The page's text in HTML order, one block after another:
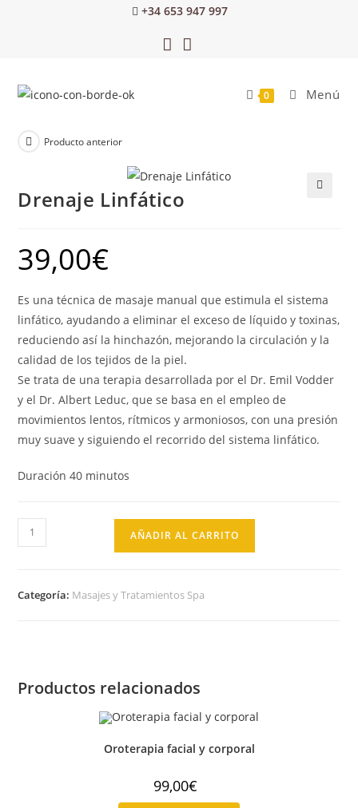
+34 653 947 997
0 Menú
Producto anterior
Drenaje Linfático
39,00€
Es una técnica de masaje manual que estimula el sistema
linfático, ayudando a eliminar el exceso de líquido y toxinas,
reduciendo así la hinchazón, mejorando la circulación y la
calidad de los tejidos de la piel.
Se trata de una terapia desarrollada por el Dr. Emil Vodder
y el Dr. Albert Leduc, que se basa en el empleo de
movimientos lentos, rítmicos y armoniosos, con una presión
muy suave y siguiendo el recorrido del sistema linfático.
Duración 40 minutos
AÑADIR AL CARRITO
Categoría: Masajes y Tratamientos Spa
Productos relacionados
Oroterapia facial y corporal
99,00€